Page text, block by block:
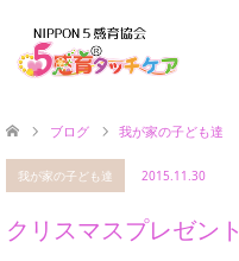
ブログ 我が家の子ども達
我が家の子ども達 2015.11.30
クリスマスプレゼント